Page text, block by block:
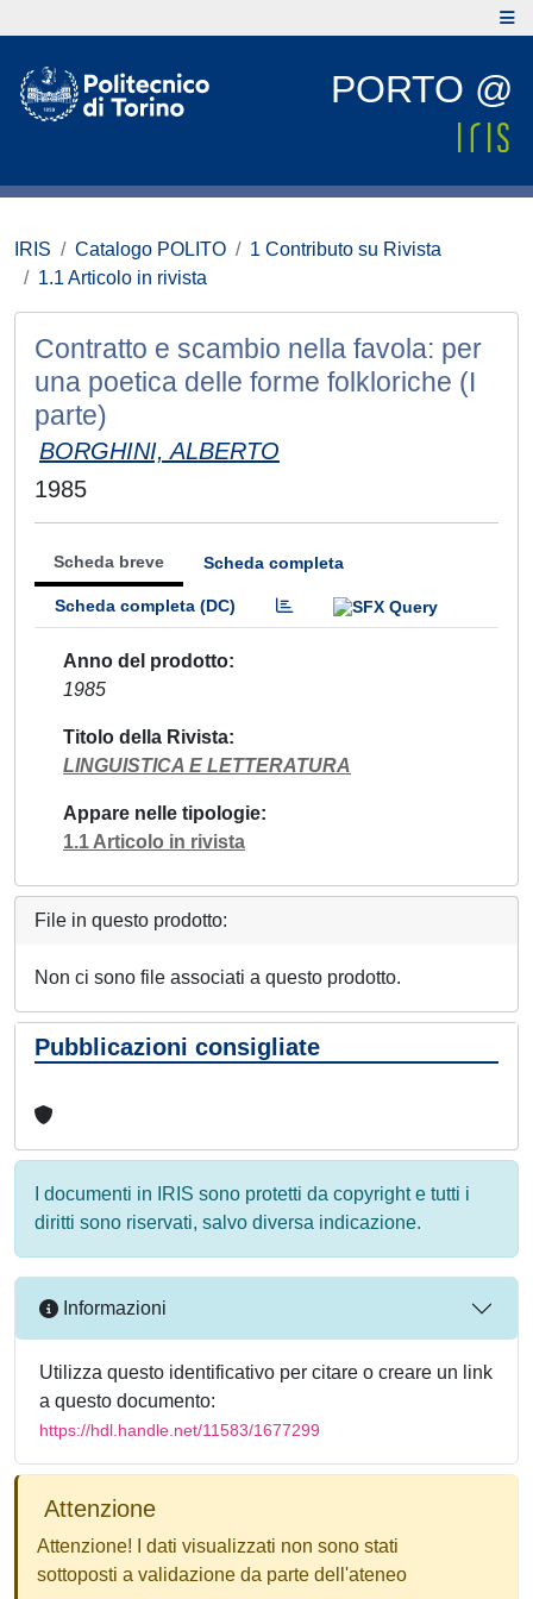
PORTO @
IRIS Catalogo POLITO
1 Contributo su Rivista
1.1 Articolo in rivista
Contratto e scambio nella favola: per
una poetica delle forme folkloriche (I
parte)
BORGHINI, ALBERTO
1985
Scheda breve Scheda completa
Scheda completa (DC)
Anno del prodotto
1985
Titolo della Rivista
LINGUISTICA E LETTERATURA
Appare nelle tipologie
1.1 Articolo in rivista
File in questo prodotto:
Non ci sono file associati a questo prodotto.
Pubblicazioni consigliate
I documenti in IRIS sono protetti da copyright e tutti i
diritti sono riservati, salvo diversa indicazione.
Informazioni
Utilizza questo identificativo per citare o creare un link
a questo documento:
https://hdl.handle.net/11583/1677299
Attenzione
Attenzione! I dati visualizzati non sono stati
sottoposti a validazione da parte dell'ateneo